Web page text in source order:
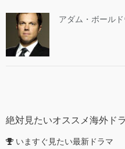
アダム・ボール
絶対見たいオススメ海外ド
いますぐ見たい最新ドラマ